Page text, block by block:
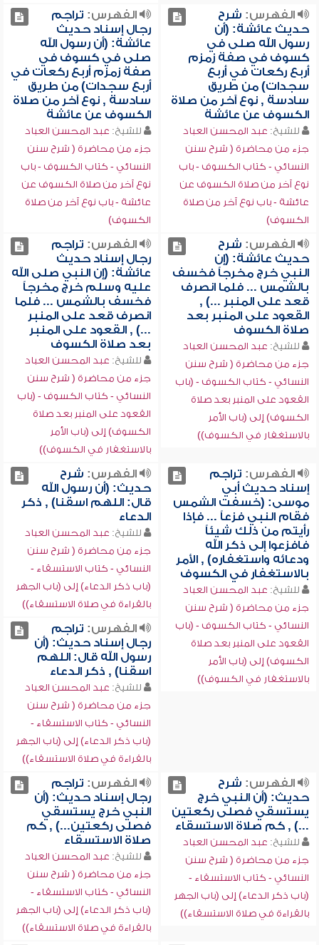
الفهرس: شرح
حديث عائشة: (أن
رسول الله صلى في
كسوف في صفة زمزم
أربع ركعات في أربع
سجدات) من طريق
سادسة , نوع آخر من صلاة
الكسوف عن عائشة
للشيخ: عبد المحسن العباد
جزء من محاضرة ( شرح سنن
النسائي - كتاب الكسوف - باب
نوع آخر من صلاة الكسوف عن
عائشة - باب نوع آخر من صلاة
الكسوف)
الفهرس: تراجم
رجال إسناد حديث
عائشة: (أن رسول الله
صلى في كسوف في
صفة زمزم أربع ركعات في
أربع سجدات) من طريق
سادسة , نوع آخر من صلاة
الكسوف عن عائشة
للشيخ: عبد المحسن العباد
جزء من محاضرة ( شرح سنن
النسائي - كتاب الكسوف - باب
نوع آخر من صلاة الكسوف عن
عائشة - باب نوع آخر من صلاة
الكسوف)
الفهرس: شرح
حديث عائشة: (إن
النبي خرج مخرجاً فخسف
بالشمس ... فلما انصرف
قعد على المنبر ...) ,
القعود على المنبر بعد
صلاة الكسوف
للشيخ: عبد المحسن العباد
جزء من محاضرة ( شرح سنن
النسائي - كتاب الكسوف - (باب
القعود على المنبر بعد صلاة
الكسوف) إلى (باب الأمر
بالاستغفار في الكسوف))
الفهرس: تراجم
رجال إسناد حديث
عائشة: (إن النبي صلى الله
عليه وسلم خرج مخرجاً
فخسف بالشمس ... فلما
انصرف قعد على المنبر
...) , القعود على المنبر
بعد صلاة الكسوف
للشيخ: عبد المحسن العباد
جزء من محاضرة ( شرح سنن
النسائي - كتاب الكسوف - (باب
القعود على المنبر بعد صلاة
الكسوف) إلى (باب الأمر
بالاستغفار في الكسوف))
الفهرس: تراجم
إسناد حديث أبي
موسى: (خسفت الشمس
فقام النبي فزعاً ... فإذا
رأيتم من ذلك شيئاً
فافزعوا إلى ذكر الله
ودعائه واستغفاره) , الأمر
بالاستغفار في الكسوف
للشيخ: عبد المحسن العباد
جزء من محاضرة ( شرح سنن
النسائي - كتاب الكسوف - (باب
القعود على المنبر بعد صلاة
الكسوف) إلى (باب الأمر
بالاستغفار في الكسوف))
الفهرس: شرح
حديث: (أن رسول الله
قال: اللهم اسقنا) , ذكر
الدعاء
للشيخ: عبد المحسن العباد
جزء من محاضرة ( شرح سنن
النسائي - كتاب الاستسقاء -
(باب ذكر الدعاء) إلى (باب الجهر
بالقراءة في صلاة الاستسقاء))
الفهرس: تراجم
رجال إسناد حديث: (أن
رسول الله قال: اللهم
اسقنا) , ذكر الدعاء
للشيخ: عبد المحسن العباد
جزء من محاضرة ( شرح سنن
النسائي - كتاب الاستسقاء -
(باب ذكر الدعاء) إلى (باب الجهر
بالقراءة في صلاة الاستسقاء))
الفهرس: شرح
حديث: (أن النبي خرج
يستسقي فصلى ركعتين
...) , كم صلاة الاستسقاء
للشيخ: عبد المحسن العباد
جزء من محاضرة ( شرح سنن
النسائي - كتاب الاستسقاء -
(باب ذكر الدعاء) إلى (باب الجهر
بالقراءة في صلاة الاستسقاء))
الفهرس: تراجم
رجال إسناد حديث: (أن
النبي خرج يستسقي
فصلى ركعتين...) , كم
صلاة الاستسقاء
للشيخ: عبد المحسن العباد
جزء من محاضرة ( شرح سنن
النسائي - كتاب الاستسقاء -
(باب ذكر الدعاء) إلى (باب الجهر
بالقراءة في صلاة الاستسقاء))